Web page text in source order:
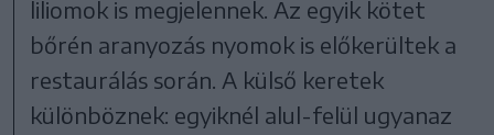
liliomok is megjelennek. Az egyik kötet
bőrén aranyozás nyomok is előkerültek a
restaurálás során. A külső keretek
különböznek: egyiknél alul-felül ugyanaz